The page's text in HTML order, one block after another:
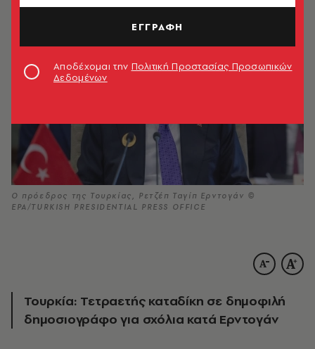
Ο πρόεδρος της Τουρκίας, Ρετζέπ Ταγίπ Ερντογάν ©
ΕΡΑ/TURKISH PRESIDENTIAL PRESS OFFICE
Τουρκία: Τετραετής καταδίκη σε δημοφιλή
δημοσιογράφο για σχόλια κατά Ερντογάν
ΕΓΓΡΑΦΗ
Αποδέχομαι την Πολιτική Προστασίας Προσωπικών
Δεδομένων